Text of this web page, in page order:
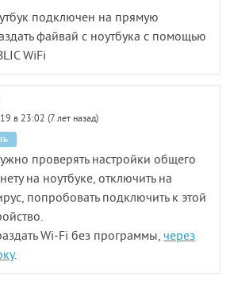
подключен на прямую
файвай с ноутбука с помощью
WiFi
в 23:02 (7 лет назад)
проверять настройки общего
на ноутбуке, отключить на
попробовать подключить к этой
Wi-Fi без программы,через
.